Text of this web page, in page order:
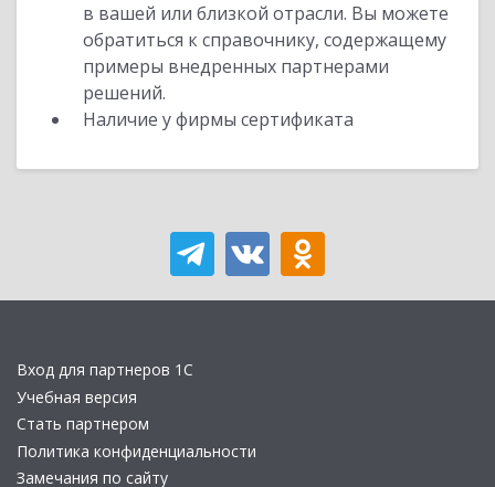
в вашей или близкой отрасли. Вы можете
обратиться к справочнику, содержащему
примеры внедренных партнерами
решений.
Наличие у фирмы сертификата
Вход для партнеров 1С
Учебная версия
Стать партнером
Политика конфиденциальности
Замечания по сайту